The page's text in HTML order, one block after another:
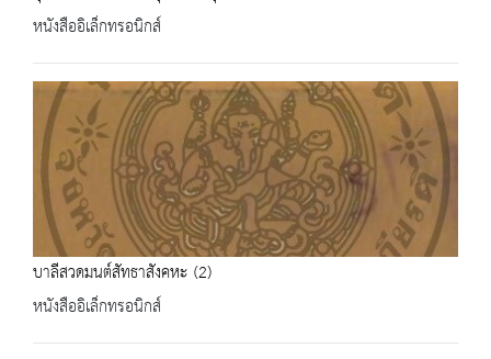
หนังสืออิเล็กทรอนิกส์
บาลีสวดมนต์สัทธาสังคหะ (2)
หนังสืออิเล็กทรอนิกส์